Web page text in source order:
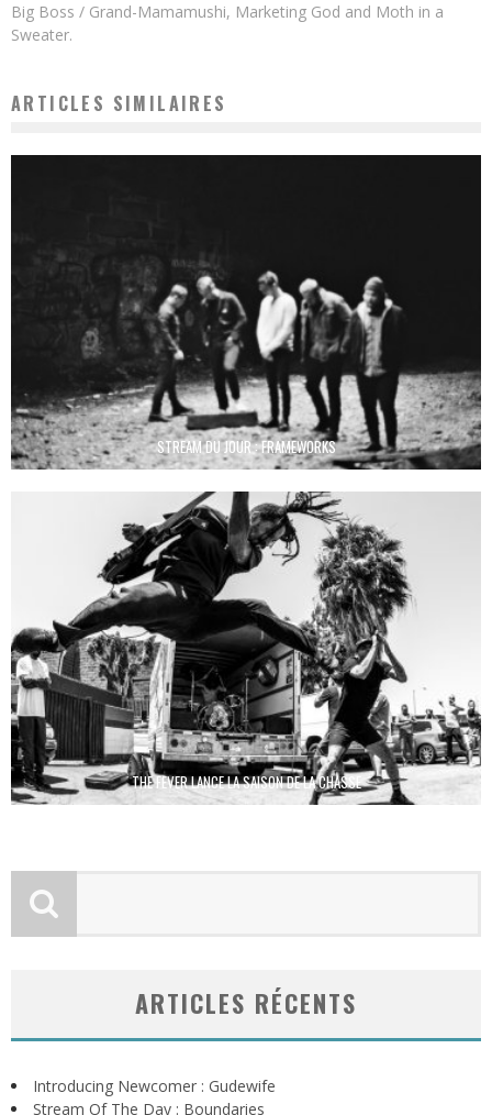
Big Boss / Grand-Mamamushi, Marketing God and Moth in a
Sweater.
ARTICLES SIMILAIRES
STREAM DU JOUR : FRAMEWORKS
THE FEVER LANCE LA SAISON DE LA CHASSE
ARTICLES RÉCENTS
Introducing Newcomer : Gudewife
Stream Of The Day : Boundaries